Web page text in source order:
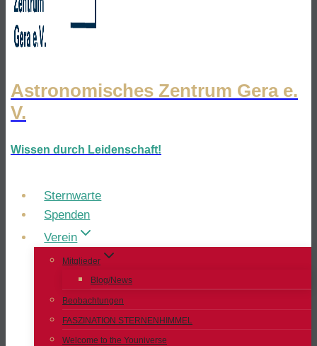
Astronomisches Zentrum Gera e.
V.
Wissen durch Leidenschaft!
Sternwarte
Spenden
Verein
Mitglieder
Blog/News
Beobachtungen
FASZINATION STERNENHIMMEL
Welcome to the Youniverse